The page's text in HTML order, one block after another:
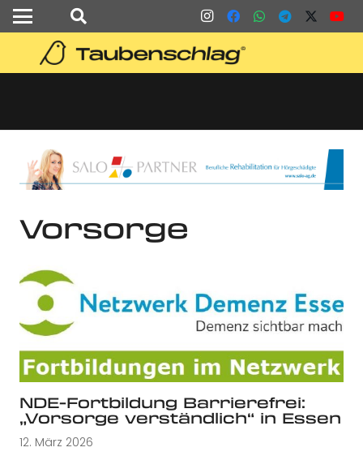
Vorsorge
NDE-Fortbildung Barrierefrei:
„Vorsorge verständlich“ in Essen
12. März 2026